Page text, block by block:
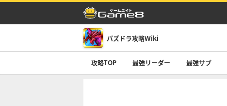
パズドラ攻略Wiki
攻略TOP 最強リーダー 最強サブ